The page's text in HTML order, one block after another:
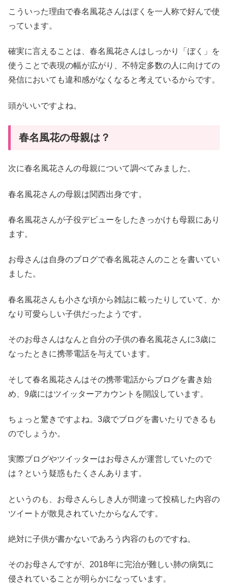
こういった理由で春名風花さんはぼくを一人称で好んで使
っています。
確実に言えることは、春名風花さんはしっかり「ぼく」を
使うことで表現の幅が広がり、不特定多数の人に向けての
発信においても違和感がなくなると考えているからです。
頭がいいですよね。
春名風花の母親は？
次に春名風花さんの母親について調べてみました。
春名風花さんの母親は関西出身です。
春名風花さんが子役デビューをしたきっかけも母親にあり
ます。
お母さんは自身のブログで春名風花さんのことを書いてい
ました。
春名風花さんも小さな頃から雑誌に載ったりしていて、か
なり可愛らしい子供だったようです。
そのお母さんはなんと自分の子供の春名風花さんに3歳に
なったときに携帯電話を与えています。
そして春名風花さんはその携帯電話からブログを書き始
め、9歳にはツイッターアカウントを開設しています。
ちょっと驚きですよね。3歳でブログを書いたりできるも
のでしょうか。
実際ブログやツイッターはお母さんが運営していたので
は？という疑惑もたくさんあります。
というのも、お母さんらしき人が間違って投稿した内容の
ツイートが散見されていたからなんです。
絶対に子供が書かないであろう内容のものですね。
そのお母さんですが、2018年に完治が難しい肺の病気に
侵されていることが明らかになっています。